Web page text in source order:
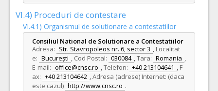
VI.4) Proceduri de contestare
VI.4.1) Organismul de solutionare a contestatiilor
Consiliul National de Solutionare a Contestatiilor
Adresa: Str. Stavropoleos nr. 6, sector 3 , Localitat
e: București , Cod Postal: 030084 ,Tara: Romania ,
E-mail: office@cnsc.ro ,Telefon: +40 213104641 , F
ax: +40 213104642 ,Adresa (adrese) Internet: (daca
este cazul) http://www.cnsc.ro .